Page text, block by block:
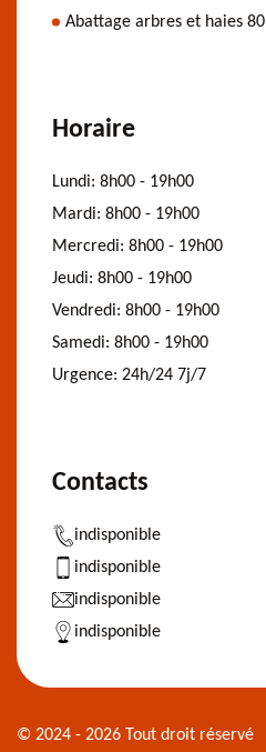
Abattage arbres et haies 80
Horaire
Lundi: 8h00 - 19h00
Mardi: 8h00 - 19h00
Mercredi: 8h00 - 19h00
Jeudi: 8h00 - 19h00
Vendredi: 8h00 - 19h00
Samedi: 8h00 - 19h00
Urgence: 24h/24 7j/7
Contacts
indisponible
indisponible
indisponible
indisponible
© 2024 - 2026 Tout droit réservé